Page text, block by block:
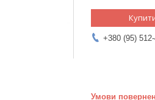
+380 (95)